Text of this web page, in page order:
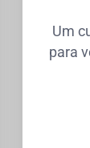
Um
para